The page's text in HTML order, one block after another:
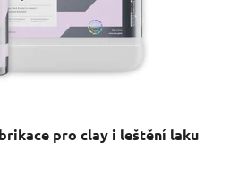
pro clay i leštění laku